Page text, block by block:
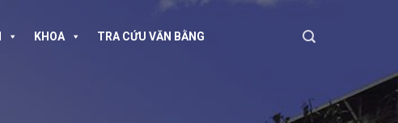
KHOA TRA CỨU VĂN BẰNG